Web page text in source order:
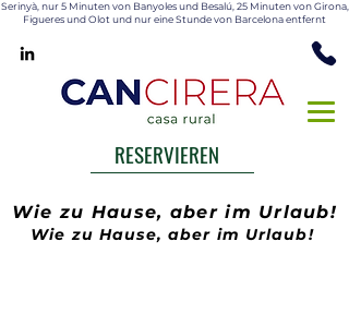
Serinyà, nur 5 Minuten von Banyoles und Besalú, 25 Minuten von Girona,
Figueres und Olot und nur eine Stunde von Barcelona entfernt
Wie zu Hause, aber im Urlaub!
RESERVIEREN
Wie zu Hause, aber im Urlaub!